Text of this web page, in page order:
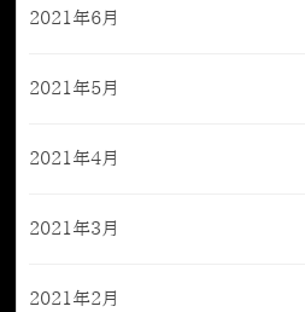
2021年6月
2021年5月
2021年4月
2021年3月
2021年2月